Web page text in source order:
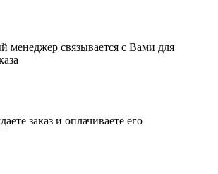
менеджер связывается с Вами для
заказ и оплачиваете его